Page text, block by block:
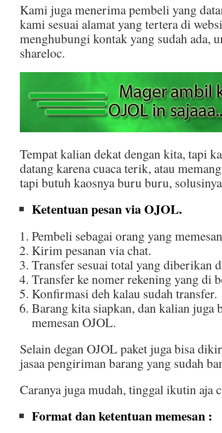
Kami juga menerima pembeli yang
kami sesuai alamat yang tertera di
menghubungi kontak yang sudah ada,
shareloc.
Tempat kalian dekat dengan kita, tapi
datang karena cuaca terik, atau
tapi butuh kaosnya buru buru,
Ketentuan pesan via OJOL.
Pembeli sebagai orang yang
Kirim pesanan via chat.
Transfer sesuai total yang diberikan
Transfer ke nomer rekening yang di
Konfirmasi deh kalau sudah transfer.
Barang kita siapkan, dan kalian juga
memesan OJOL.
Selain degan OJOL paket juga bisa
jasaa pengiriman barang yang sudah
Caranya juga mudah, tinggal ikutin aja
Format dan ketentuan memesan :